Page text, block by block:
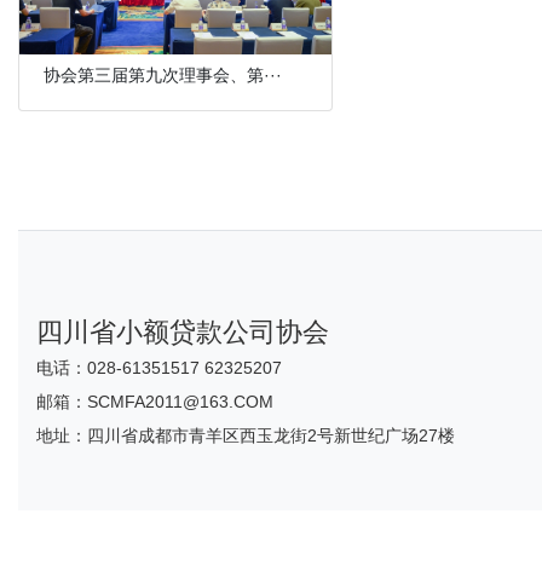
协会第三届第九次理事会、第···
四川省小额贷款公司协会
电话：028-61351517 62325207
邮箱：SCMFA2011@163.COM
地址：四川省成都市青羊区西玉龙街2号新世纪广场27楼